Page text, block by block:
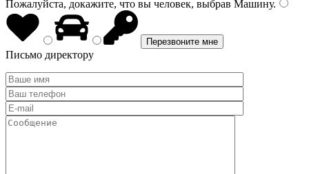
Пожалуйста, докажите, что вы человек, выбрав Машину.
Письмо директору